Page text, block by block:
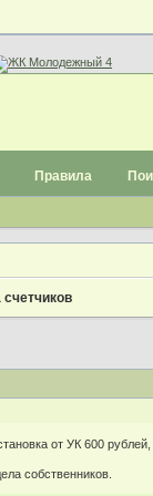
Правила
счетчиков
от УК 600
собственников.